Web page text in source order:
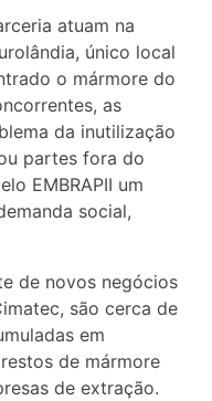
atuam na
único local
o mármore do
as
da inutilização
partes fora do
EMBRAPII um
social,
de novos negócios
são cerca de
em
de mármore
de extração.